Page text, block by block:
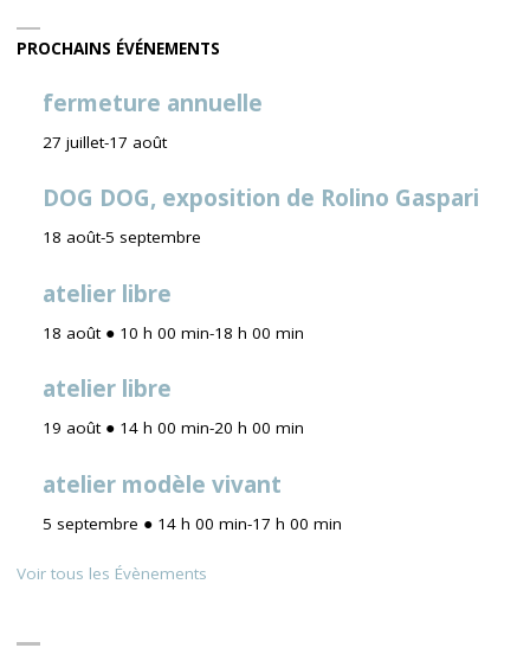
PROCHAINS ÉVÉNEMENTS
fermeture annuelle
27 juillet-17 août
DOG DOG, exposition de Rolino Gaspari
18 août-5 septembre
atelier libre
18 août ● 10 h 00 min-18 h 00 min
atelier libre
19 août ● 14 h 00 min-20 h 00 min
atelier modèle vivant
5 septembre ● 14 h 00 min-17 h 00 min
Voir tous les Évènements